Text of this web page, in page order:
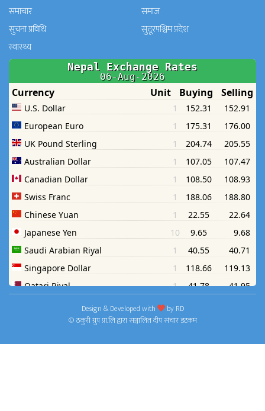
समाचार
समाज
सुचना प्रविधि
सुदूरपश्चिम प्रदेश
स्वास्थ्य
Design & Developed with byRD
© ठकुरी ग्रुप प्रा.लि द्वारा सञ्चालित दीप संचार डटकम